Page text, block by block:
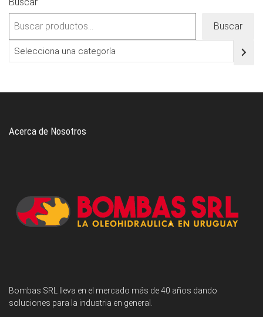
de
producto
Buscar
Selecciona
una
Acerca de Nosotros
Bombas SRL lleva en el mercado más de 40 años dando
soluciones para la industria en general.